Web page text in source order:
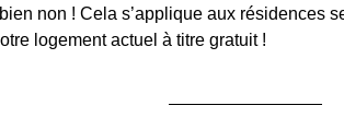
non ! Cela s’applique aux résidences
logement actuel à titre gratuit !